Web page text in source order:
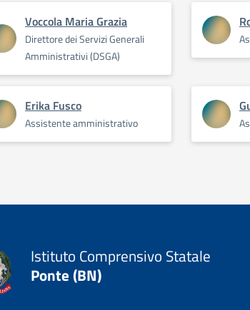
Voccola Maria Grazia
Direttore dei Servizi Generali
Amministrativi (DSGA)
Erika Fusco
Assistente amministrativo
Istituto Comprensivo Statale
Ponte (BN)